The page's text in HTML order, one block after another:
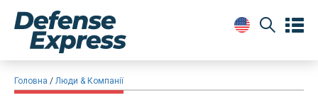
Головна Люди & Компанії